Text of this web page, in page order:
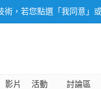
，若您點選「我同意」
影片 活動 討論區